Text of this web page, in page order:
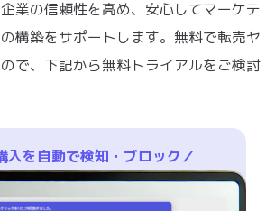
業の信頼性を高め、安心してマーケテ
構築をサポートします。無料で転売ヤ
で、下記から無料トライアルをご検討
入を自動で検知・ブロック／